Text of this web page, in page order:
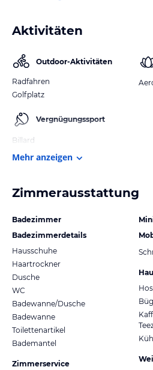
Aktivitäten
Outdoor-Aktivitäten
Radfahren
Golfplatz
Vergnügungssport
Billard
Mehr anzeigen
Zimmerausstattung
Badezimmer
Badezimmerdetails
Hausschuhe
Haartrockner
Dusche
WC
Badewanne/Dusche
Badewanne
Toilettenartikel
Bademantel
Zimmerservice